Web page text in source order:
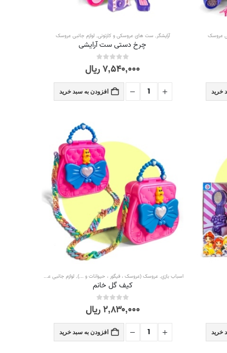
عروسک
خرید
آرایشگر, ست های عروسکی و کارتونی, لوازم جانبی عروسک
چرخ دستی ست آرایشی
۷,۵۴۰,۰۰۰ ریال
افزودن به سبد خرید
خرید
اسباب بازی, عروسک (عروسک ، فیگور ، حیوانات و ...), لوازم جانبی عروسک
کیف گل خانم
۲,۸۳۰,۰۰۰ ریال
افزودن به سبد خرید